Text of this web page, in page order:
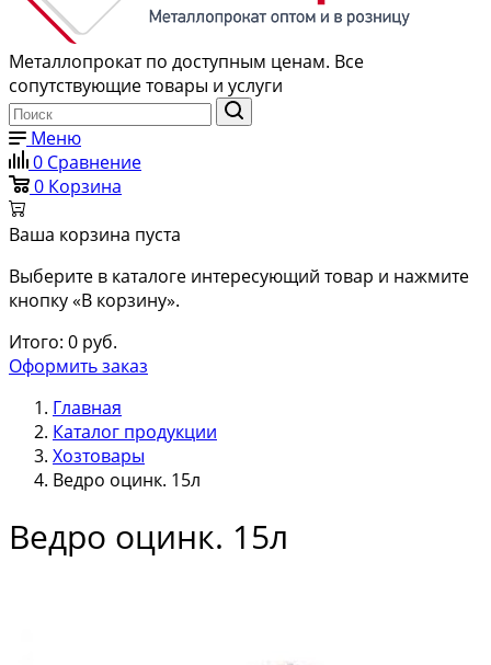
Металлопрокат по доступным ценам. Все
сопутствующие товары и услуги
Меню
0 Сравнение
0 Корзина
Ваша корзина пуста
Выберите в каталоге интересующий товар и нажмите
кнопку «В корзину».
Итого: 0 руб.
Оформить заказ
Главная
Каталог продукции
Хозтовары
Ведро оцинк. 15л
Ведро оцинк. 15л